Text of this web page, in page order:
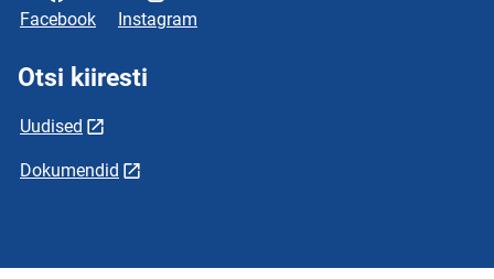
Facebook Instagram
Otsi kiiresti
Uudised
Dokumendid